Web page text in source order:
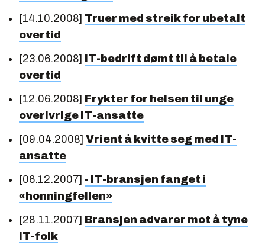
[14.10.2008] Truer med streik for ubetalt
overtid
[23.06.2008]
IT-bedrift dømt til å betale
overtid
[12.06.2008] Frykter for helsen til unge
overivrige IT-ansatte
[09.04.2008] Vrient å kvitte seg med IT-
ansatte
[06.12.2007] - IT-bransjen fanget i
«honningfellen»
[28.11.2007] Bransjen advarer mot å tyne
IT-folk